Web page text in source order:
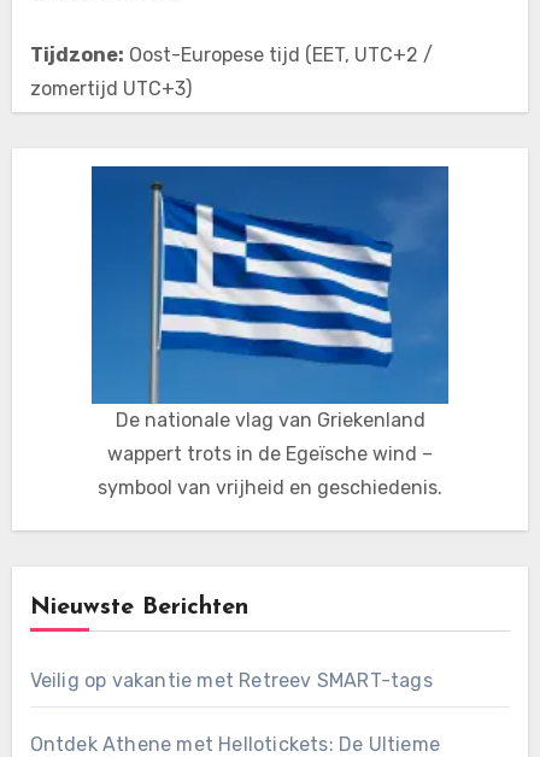
Tijdzone: Oost-Europese tijd (EET, UTC+2 /
zomertijd UTC+3)
De nationale vlag van Griekenland
wappert trots in de Egeïsche wind –
symbool van vrijheid en geschiedenis.
Nieuwste Berichten
Veilig op vakantie met Retreev SMART-tags
Ontdek Athene met Hellotickets: De Ultieme